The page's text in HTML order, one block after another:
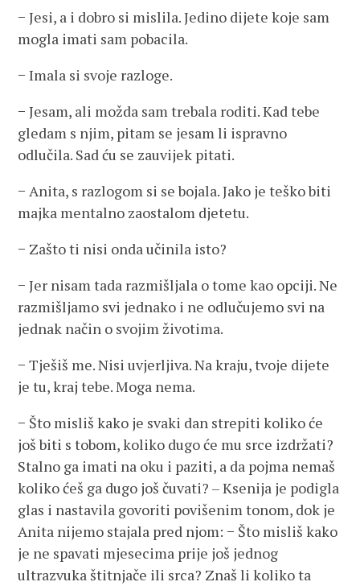
− Jesi, a i dobro si mislila. Jedino dijete koje sam
mogla imati sam pobacila.
− Imala si svoje razloge.
− Jesam, ali možda sam trebala roditi. Kad tebe
gledam s njim, pitam se jesam li ispravno
odlučila. Sad ću se zauvijek pitati.
− Anita, s razlogom si se bojala. Jako je teško biti
majka mentalno zaostalom djetetu.
− Zašto ti nisi onda učinila isto?
− Jer nisam tada razmišljala o tome kao opciji. Ne
razmišljamo svi jednako i ne odlučujemo svi na
jednak način o svojim životima.
− Tješiš me. Nisi uvjerljiva. Na kraju, tvoje dijete
je tu, kraj tebe. Moga nema.
− Što misliš kako je svaki dan strepiti koliko će
još biti s tobom, koliko dugo će mu srce izdržati?
Stalno ga imati na oku i paziti, a da pojma nemaš
koliko ćeš ga dugo još čuvati? – Ksenija je podigla
glas i nastavila govoriti povišenim tonom, dok je
Anita nijemo stajala pred njom: − Što misliš kako
je ne spavati mjesecima prije još jednog
ultrazvuka štitnjače ili srca? Znaš li koliko ta